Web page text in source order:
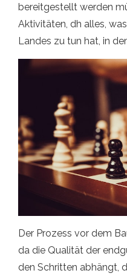
bereitgestellt werden
Aktivitäten, dh alles,
Landes zu tun hat, in
Der Prozess vor dem
da die Qualität der
den Schritten abhängt,